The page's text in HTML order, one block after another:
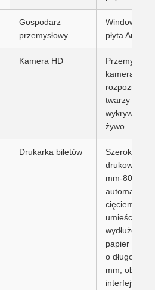
Gospodarz
przemysłowy
Windows
płyta Android
Kamera HD
Przemysłowa
kamera HD z
twarzy i
żywo.
Drukarka biletów
Szerokość
drukowalna:
mm-80 mm,
cięciem;
umieścić
wydłużony
papier
o długości 80
mm,
interfejs